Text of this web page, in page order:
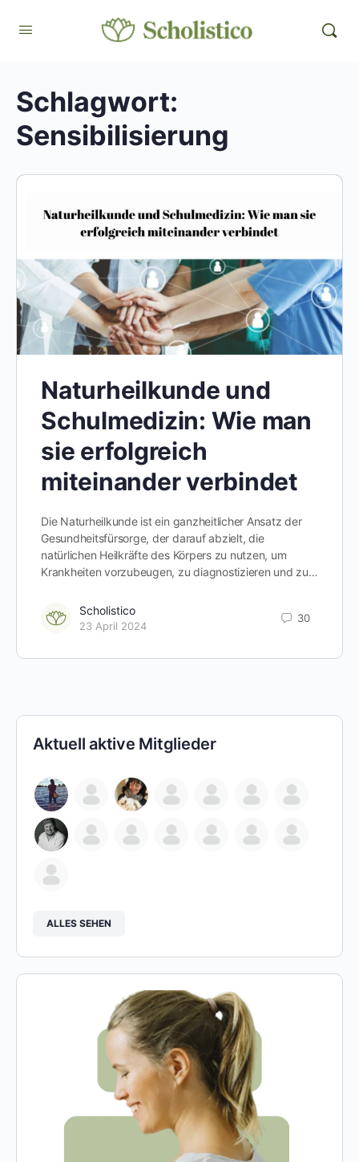
Schlagwort:
Sensibilisierung
Naturheilkunde und
Schulmedizin: Wie man
sie erfolgreich
miteinander verbindet
Die Naturheilkunde ist ein ganzheitlicher Ansatz der
Gesundheitsfürsorge, der darauf abzielt, die
natürlichen Heilkräfte des Körpers zu nutzen, um
Krankheiten vorzubeugen, zu diagnostizieren und zu…
Scholistico
23 April 2024
30
Aktuell aktive Mitglieder
ALLES SEHEN